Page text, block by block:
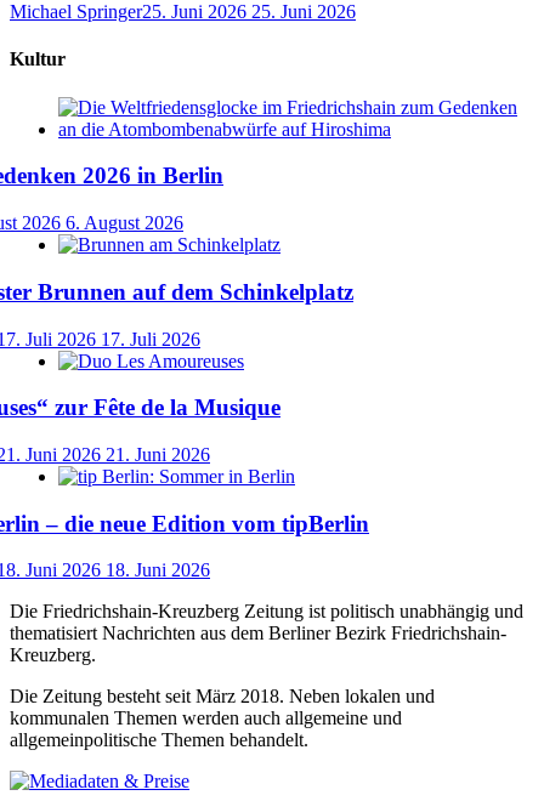
Michael Springer25. Juni 2026 25. Juni 2026
Kultur
2026 in Berlin
2026 6. August 2026
Brunnen auf dem Schinkelplatz
Juli 2026 17. Juli 2026
zur Fête de la Musique
Juni 2026 21. Juni 2026
– die neue Edition vom tipBerlin
Juni 2026 18. Juni 2026
Die Friedrichshain-Kreuzberg Zeitung ist politisch unabhängig und
thematisiert Nachrichten aus dem Berliner Bezirk Friedrichshain-
Kreuzberg.
Die Zeitung besteht seit März 2018. Neben lokalen und
kommunalen Themen werden auch allgemeine und
allgemeinpolitische Themen behandelt.